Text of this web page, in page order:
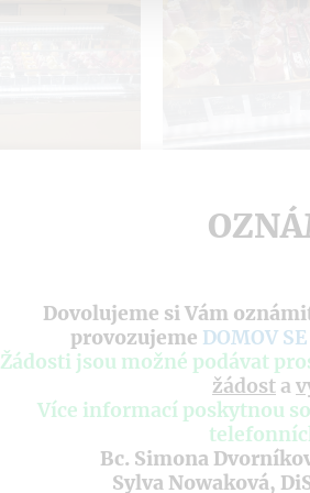
Dovolujeme si Vám
provozujeme DOMOV
Žádosti jsou možné podávat
žádost a
Více informací poskytnou
Bc. Simona
Sylva Nowaková,